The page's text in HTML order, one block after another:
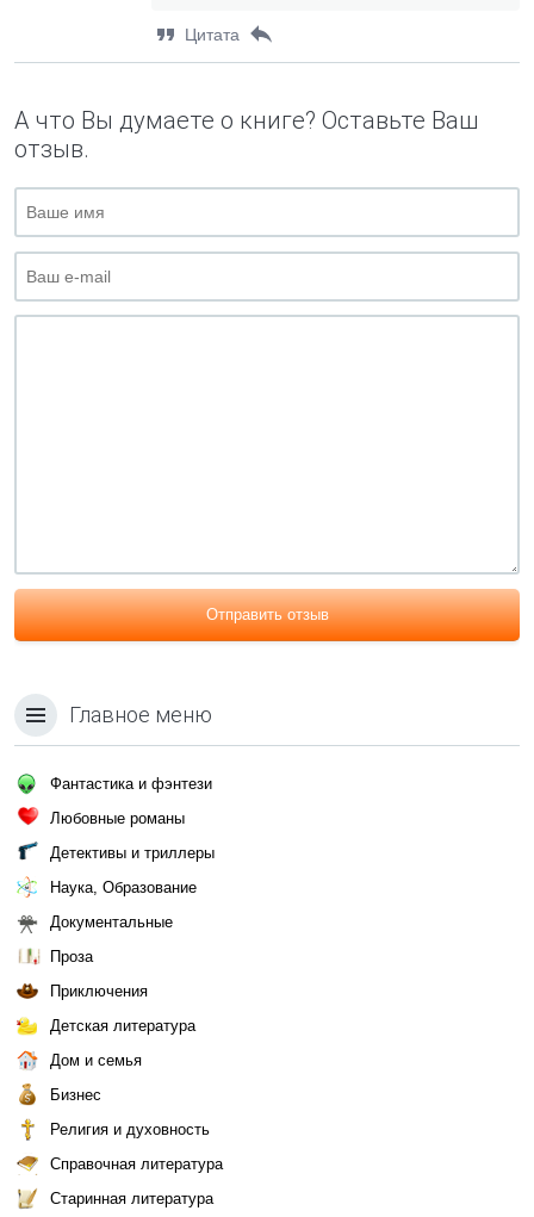
Цитата
А что Вы думаете о книге? Оставьте Ваш
отзыв.
Отправить отзыв
Главное меню
Фантастика и фэнтези
Любовные романы
Детективы и триллеры
Наука, Образование
Документальные
Проза
Приключения
Детская литература
Дом и семья
Бизнес
Религия и духовность
Справочная литература
Старинная литература